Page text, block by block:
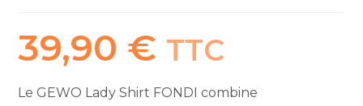
39,90 € TTC
Le GEWO Lady Shirt FONDI combine